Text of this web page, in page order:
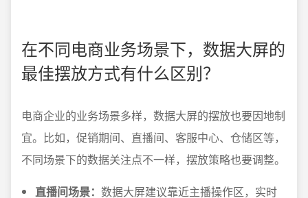
在不同电商业务场景下，数据大屏的
最佳摆放方式有什么区别？
电商企业的业务场景多样，数据大屏的摆放也要因地制
宜。比如，促销期间、直播间、客服中心、仓储区等，
不同场景下的数据关注点不一样，摆放策略也要调整。
直播间场景： 数据大屏建议靠近主播操作区，实时